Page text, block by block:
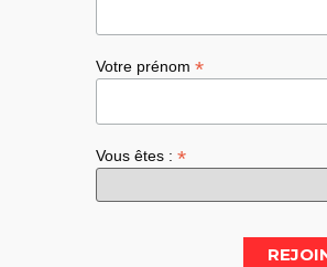
Votre prénom *
Vous êtes : *